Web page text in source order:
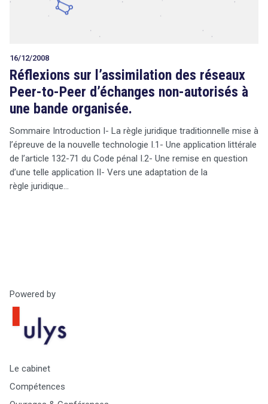
16/12/2008
Réflexions sur l’assimilation des réseaux
Peer-to-Peer d’échanges non-autorisés à
une bande organisée.
Sommaire Introduction I- La règle juridique traditionnelle mise à
l’épreuve de la nouvelle technologie I.1- Une application littérale
de l’article 132-71 du Code pénal I.2- Une remise en question
d’une telle application II- Vers une adaptation de la
règle juridique…
Powered by
Le cabinet
Compétences